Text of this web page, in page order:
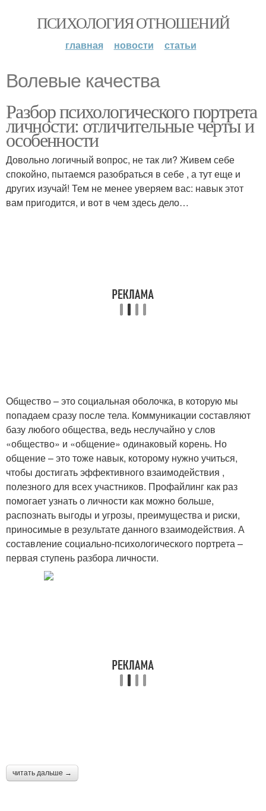
ПСИХОЛОГИЯ ОТНОШЕНИЙ
главная новости статьи
Волевые качества
Разбор психологического портрета
личности: отличительные черты и
особенности
Довольно логичный вопрос, не так ли? Живем себе
спокойно, пытаемся разобраться в себе , а тут еще и
других изучай! Тем не менее уверяем вас: навык этот
вам пригодится, и вот в чем здесь дело…
Общество – это социальная оболочка, в которую мы
попадаем сразу после тела. Коммуникации составляют
базу любого общества, ведь неслучайно у слов
«общество» и «общение» одинаковый корень. Но
общение – это тоже навык, которому нужно учиться,
чтобы достигать эффективного взаимодействия ,
полезного для всех участников. Профайлинг как раз
помогает узнать о личности как можно больше,
распознать выгоды и угрозы, преимущества и риски,
приносимые в результате данного взаимодействия. А
составление социально-психологического портрета –
первая ступень разбора личности.
читать дальше →